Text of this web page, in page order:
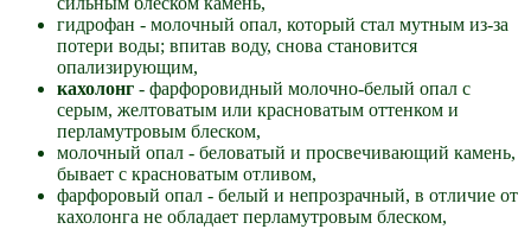
гидрофан - молочный опал, который стал мутным из-за
потери воды; впитав воду, снова становится
опализирующим,
кахолонг - фарфоровидный молочно-белый опал с
серым, желтоватым или красноватым оттенком и
перламутровым блеском,
молочный опал - беловатый и просвечивающий камень,
бывает с красноватым отливом,
фарфоровый опал - белый и непрозрачный, в отличие от
кахолонга не обладает перламутровым блеском,